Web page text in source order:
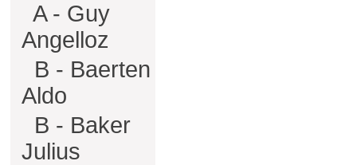
A - Guy
Angelloz
B - Baerten
Aldo
B - Baker
Julius